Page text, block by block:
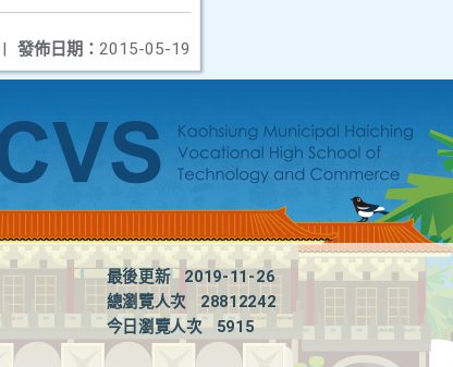
發佈日期： 2015-05-19
|
最後更新
2019-11-26
總瀏覽人次
28812242
今日瀏覽人次
5915